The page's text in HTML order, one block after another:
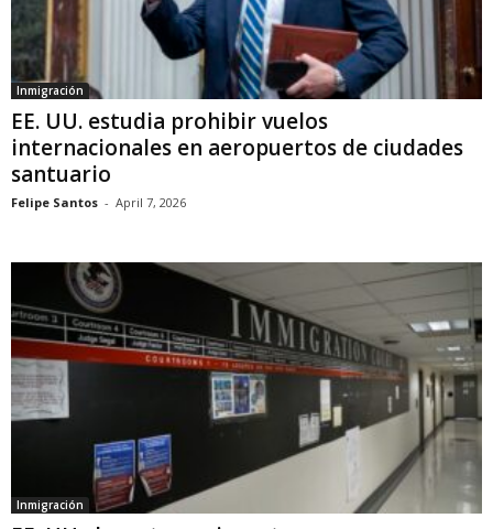
Inmigración
EE. UU. estudia prohibir vuelos
internacionales en aeropuertos de ciudades
santuario
Felipe Santos - April 7, 2026
Inmigración